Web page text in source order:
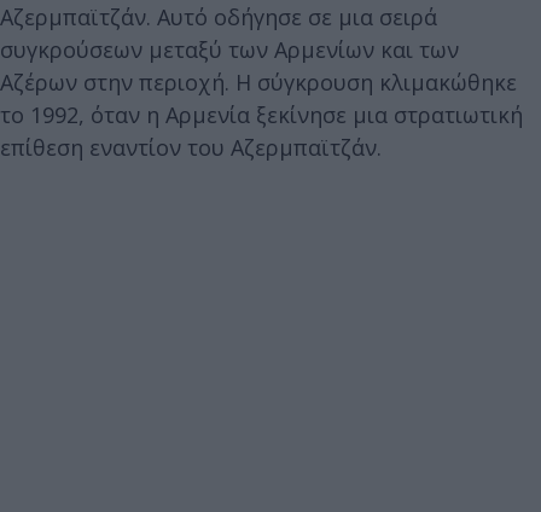
Αζερμπαϊτζάν. Αυτό οδήγησε σε μια σειρά
συγκρούσεων μεταξύ των Αρμενίων και των
Αζέρων στην περιοχή. Η σύγκρουση κλιμακώθηκε
το 1992, όταν η Αρμενία ξεκίνησε μια στρατιωτική
επίθεση εναντίον του Αζερμπαϊτζάν.